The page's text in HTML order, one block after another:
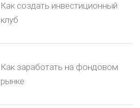
Как создать инвестиционный
клуб
Как заработать на фондовом
рынке